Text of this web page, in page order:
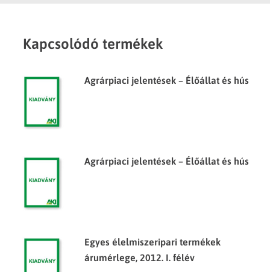
Kapcsolódó termékek
Agrárpiaci jelentések – Élőállat és hús
Agrárpiaci jelentések – Élőállat és hús
Egyes élelmiszeripari termékek
árumérlege, 2012. I. félév